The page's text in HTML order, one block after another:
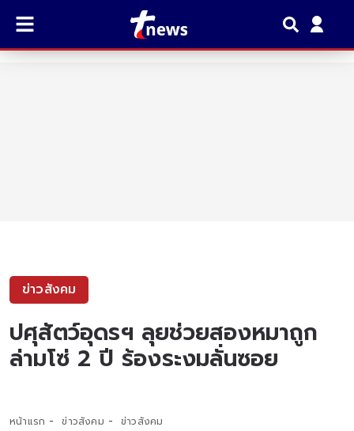
ข่าวสังคม
ปศุสัตว์อุดรฯ ลุยช่วยสองหมาถูก
ล่ามโซ่ 2 ปี ร้องระงมลั่นซอย
หน้าแรก ข่าวสังคม ข่าวสังคม